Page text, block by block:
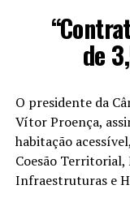
de
O presidente da
Vítor Proença,
habitação
Coesão Territorial,
Infraestruturas e